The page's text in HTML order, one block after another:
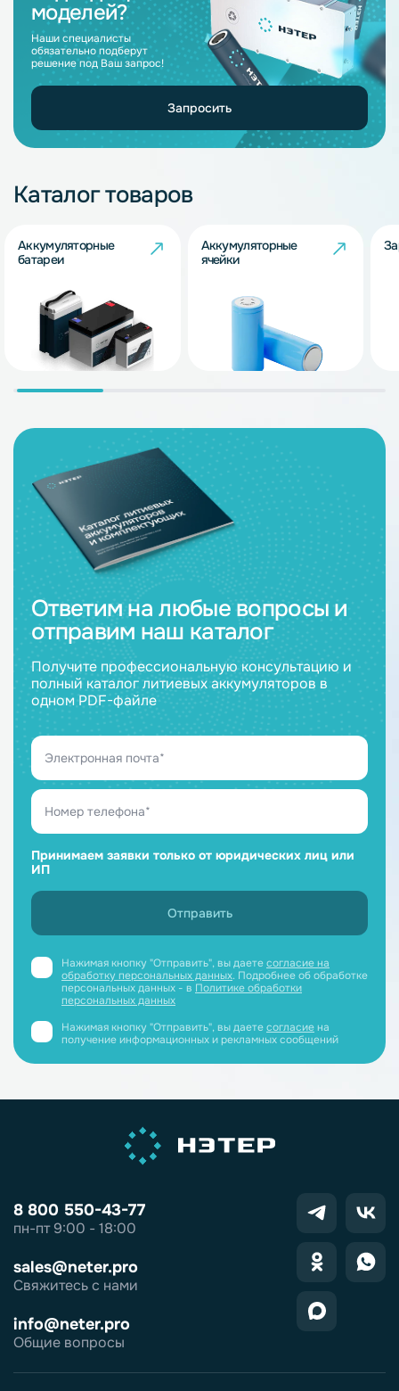
моделей?
Наши специалисты
обязательно подберут
решение под Ваш запрос!
Запросить
Каталог товаров
Аккумуляторные
батареи
Аккумуляторные
ячейки
Ответим на любые вопросы и
отправим наш каталог
Получите профессиональную консультацию и
полный каталог литиевых аккумуляторов в
одном PDF-файле
Принимаем заявки только от юридических лиц или
ИП
Нажимая кнопку "Отправить", вы даетесогласие на
обработку персональных данных. Подробнее об обработке
персональных данных - в Политике обработки
персональных данных
Нажимая кнопку "Отправить", вы даетесогласиена
получение информационных и рекламных сообщений
8 800 550-43-77
пн-пт 9:00 - 18:00
sales@neter.pro
Свяжитесь с нами
info@neter.pro
Общие вопросы